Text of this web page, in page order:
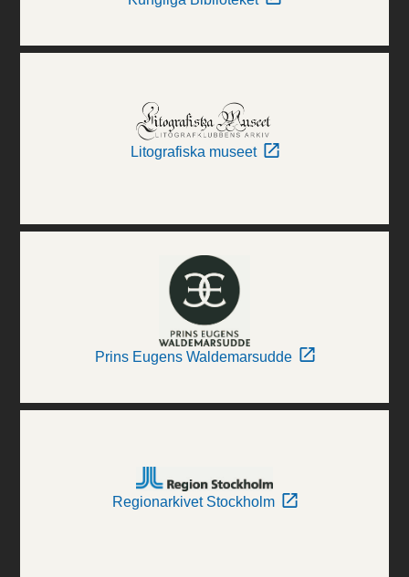
Litografiska museet
Prins Eugens Waldemarsudde
Regionarkivet Stockholm